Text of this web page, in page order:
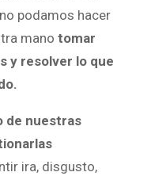
podamos hacer
mano tomar
y resolver lo que
de nuestras
ira, disgusto,